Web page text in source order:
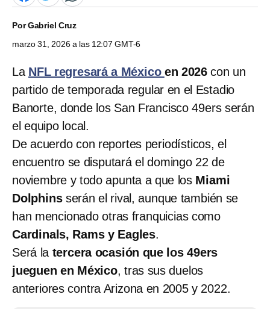
PorGabriel Cruz
marzo 31, 2026 a las 12:07 GMT-6
La NFL regresará a México en 2026 con un
partido de temporada regular en el Estadio
Banorte, donde los San Francisco 49ers serán
el equipo local.
De acuerdo con reportes periodísticos, el
encuentro se disputará el domingo 22 de
noviembre y todo apunta a que los Miami
Dolphinsserán el rival, aunque también se
han mencionado otras franquicias como
Cardinals, Rams y Eagles.
Será la tercera ocasión que los 49ers
jueguen en México, tras sus duelos
anteriores contra Arizona en 2005 y 2022.